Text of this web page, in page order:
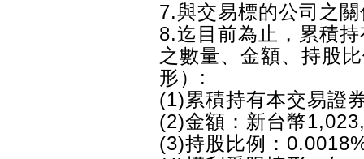
7.與交易標的公司之
8.迄目前為止，累積
之數量、金額、持股
形）:
(1)累積持有本交易證
(2)金額：新台幣
(3)持股比例：